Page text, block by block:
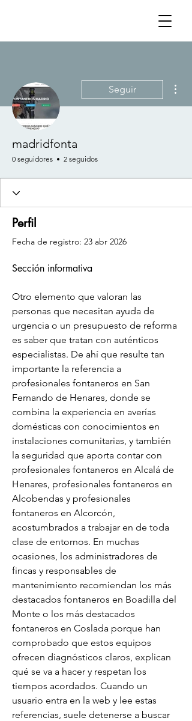
Seguir
madridfonta
0 seguidores 2 seguidos
Perfil
Fecha de registro: 23 abr 2026
Sección informativa
Otro elemento que valoran las
personas que necesitan ayuda de
urgencia o un presupuesto de reforma
es saber que tratan con auténticos
especialistas. De ahí que resulte tan
importante la referencia a
profesionales fontaneros en San
Fernando de Henares, donde se
combina la experiencia en averías
domésticas con conocimientos en
instalaciones comunitarias, y también
la seguridad que aporta contar con
profesionales fontaneros en Alcalá de
Henares, profesionales fontaneros en
Alcobendas y profesionales
fontaneros en Alcorcón,
acostumbrados a trabajar en de toda
clase de entornos. En muchas
ocasiones, los administradores de
fincas y responsables de
mantenimiento recomiendan los más
destacados fontaneros en Boadilla del
Monte o los más destacados
fontaneros en Coslada porque han
comprobado que estos equipos
ofrecen diagnósticos claros, explican
qué se va a hacer y respetan los
tiempos acordados. Cuando un
usuario entra en la web y lee estas
referencias, suele detenerse a buscar